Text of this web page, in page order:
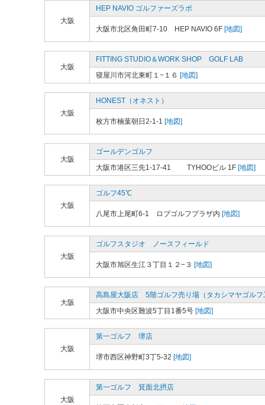
大阪
HEP NAVIO ゴルファーズラボ
大阪市北区角田町7-10 HEP NAVIO 6F [地図]
大阪
FITTING STUDIO＆WORK SHOP GOLF LAB
寝屋川市河北東町１−１６ [地図]
大阪
HONEST（オネスト）
枚方市楠葉朝日2-1-1 [地図]
大阪
ゴールデンゴルフ
大阪市港区三先1-17-41 TYHOOビル 1F [地図]
大阪
ゴルフ45℃
八尾市上尾町6-1 ロブゴルフプラザ内 [地図]
大阪
ゴルフスタジオ ノースフィールド
大阪市旭区生江３丁目１２−３ [地図]
大阪
高島屋大阪店 5階ゴルフ売り場（タカシマヤゴルフ
大阪市中央区難波5丁目1番5号 [地図]
大阪
第一ゴルフ 堺店
堺市西区神野町3丁5-32 [地図]
大阪
第一ゴルフ 箕面北摂店